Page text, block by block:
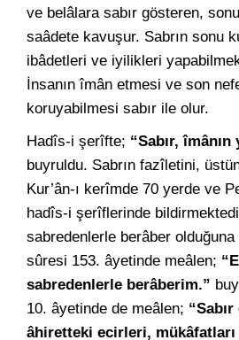
ve belâlara sabır gösteren,
saâdete kavuşur. Sabrın sonu
ibâdetleri ve iyilikleri
İnsanın îmân etmesi ve son
koruyabilmesi sabır ile olur.
Hadîs-i şerîfte; “Sabır, îmânın
buyruldu. Sabrın fazîletini,
Kur’ân-ı kerîmde 70 yerde ve
hadîs-i şerîflerinde
sabredenlerle berâber
sûresi 153. âyetinde meâlen;
sabredenlerle berâberim.”
10. âyetinde de meâlen;
âhiretteki ecirleri, mükâfatları